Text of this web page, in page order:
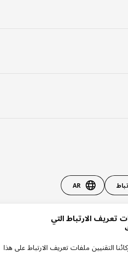
AR
الارتباط التي
التقنيين ملفات تعريف الارتباط على هذا